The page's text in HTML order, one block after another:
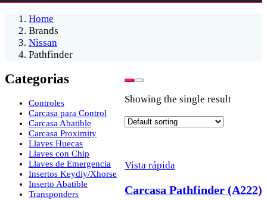
Home
Brands
Nissan
Pathfinder
Showing the single result
Vista rápida
Carcasa Pathfinder (A222)
Categorias
Controles
Carcasa para Control
Carcasa Abatible
Carcasa Proximity
Llaves Huecas
Llaves con Chip
Llaves de Emergencia
Insertos Keydiy/Xhorse
Inserto Abatible
Transponders